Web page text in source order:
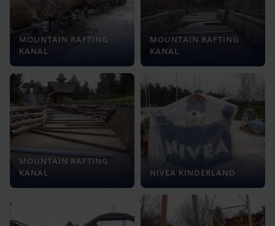
MOUNTAIN RAFTING
KANAL
MOUNTAIN RAFTING
KANAL
MOUNTAIN RAFTING
KANAL
NIVEA KINDERLAND